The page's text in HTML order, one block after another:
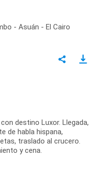
- Asuán - El Cairo
destino Luxor. Llegada,
de habla hispana,
traslado al crucero.
y cena.